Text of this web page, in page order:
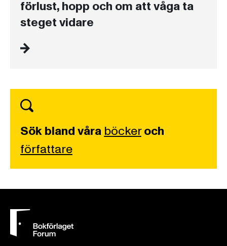
förlust, hopp och om att våga ta
steget vidare
Sök bland våra böckeroch
författare